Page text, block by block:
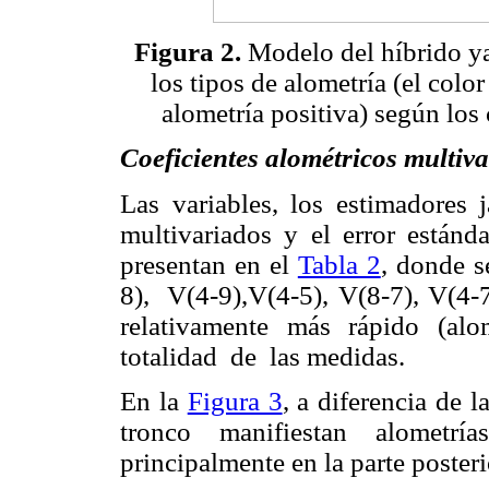
Figura 2. Modelo del híbrido
los tipos de alometría (el
alometría positiva) según
Coeficientes alométricos
Las variables, los estimadores
multivariados y el error
presentan en el Tabla 2, donde
8),
V(4-9),V(4-5), V(8-7), V(4-
relativamente más rápido
totalidad de las medidas.
En la Figura 3, a diferencia de
tronco manifiestan
principalmente en la parte